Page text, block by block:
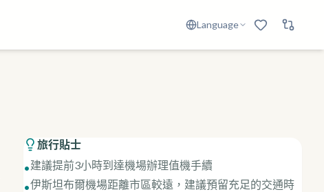
Language
旅行貼士
•建議提前3小時到達機場辦理值機手續
•伊斯坦布爾機場距離市區較遠，建議預留充足的交通時